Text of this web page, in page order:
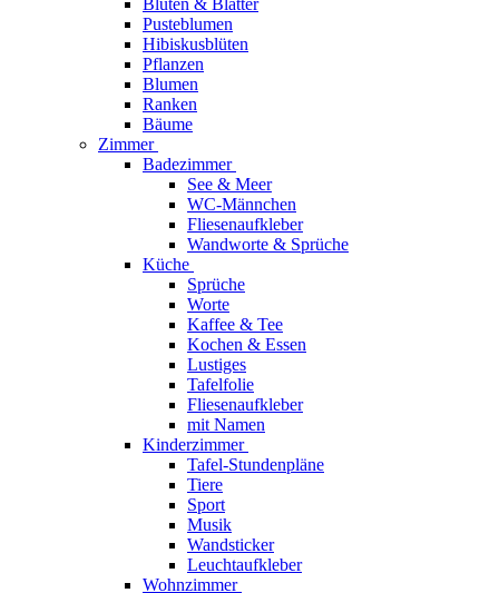
Blüten & Blätter
Pusteblumen
Hibiskusblüten
Pflanzen
Blumen
Ranken
Bäume
Zimmer
Badezimmer
See & Meer
WC-Männchen
Fliesenaufkleber
Wandworte & Sprüche
Küche
Sprüche
Worte
Kaffee & Tee
Kochen & Essen
Lustiges
Tafelfolie
Fliesenaufkleber
mit Namen
Kinderzimmer
Tafel-Stundenpläne
Tiere
Sport
Musik
Wandsticker
Leuchtaufkleber
Wohnzimmer